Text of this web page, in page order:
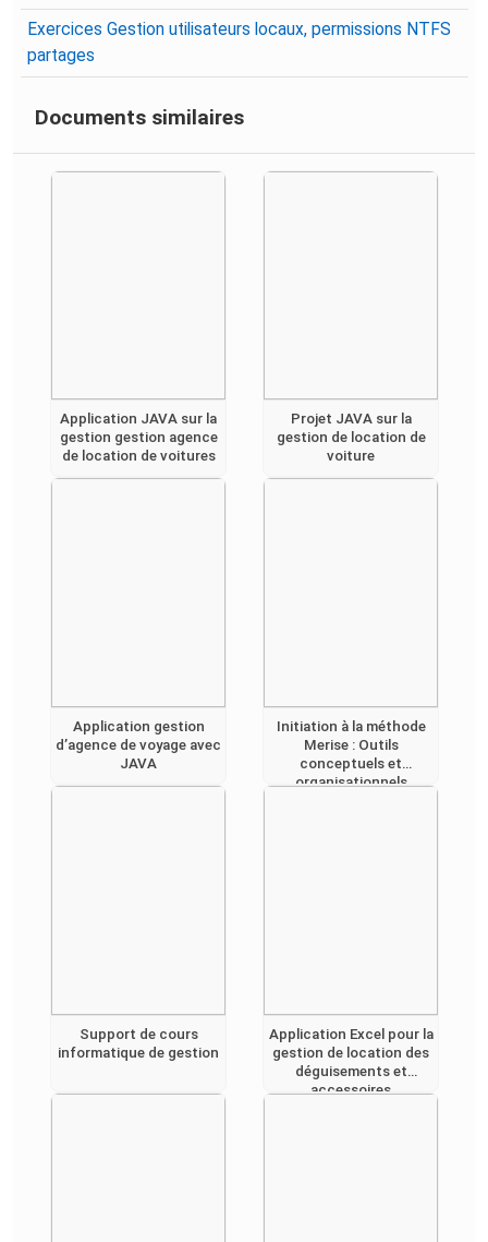
Exercices Gestion utilisateurs locaux, permissions NTFS
partages
Documents similaires
Application JAVA sur la
gestion gestion agence
de location de voitures
Projet JAVA sur la
gestion de location de
voiture
Application gestion
d’agence de voyage avec
JAVA
Initiation à la méthode
Merise : Outils
conceptuels et
organisationnels
Support de cours
informatique de gestion
Application Excel pour la
gestion de location des
déguisements et
accessoires